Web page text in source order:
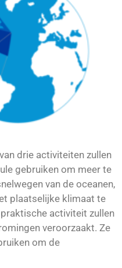
drie activiteiten zullen
gebruiken om meer te
van de oceanen,
plaatselijke klimaat te
activiteit zullen
veroorzaakt. Ze
om de